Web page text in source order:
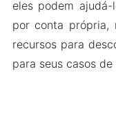
eles podem
por conta própria,
recursos para
para seus casos de